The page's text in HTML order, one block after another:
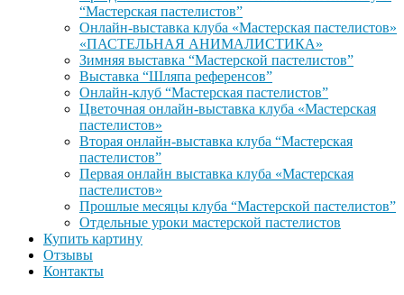
“Мастерская пастелистов”
Онлайн-выставка клуба «Мастерская пастелистов»
«ПАСТЕЛЬНАЯ АНИМАЛИСТИКА»
Зимняя выставка “Мастерской пастелистов”
Выставка “Шляпа референсов”
Онлайн-клуб “Мастерская пастелистов”
Цветочная онлайн-выставка клуба «Мастерская
пастелистов»
Вторая онлайн-выставка клуба “Мастерская
пастелистов”
Первая онлайн выставка клуба «Мастерская
пастелистов»
Прошлые месяцы клуба “Мастерской пастелистов”
Отдельные уроки мастерской пастелистов
Купить картину
Отзывы
Контакты